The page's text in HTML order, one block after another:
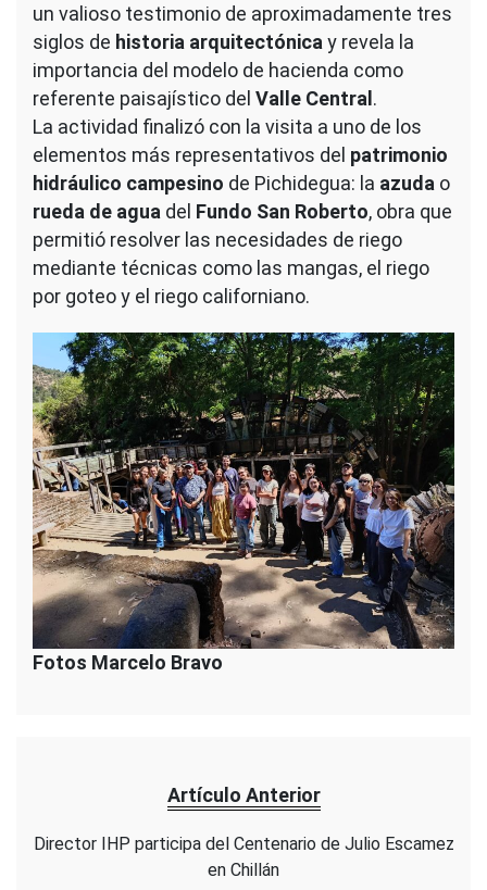
un valioso testimonio de aproximadamente tres
siglos de historia arquitectónica y revela la
importancia del modelo de hacienda como
referente paisajístico del Valle Central .
La actividad finalizó con la visita a uno de los
elementos más representativos del patrimonio
hidráulico campesino de Pichidegua: la azuda o
rueda de agua del Fundo San Roberto, obra que
permitió resolver las necesidades de riego
mediante técnicas como las mangas, el riego
por goteo y el riego californiano.
Fotos Marcelo Bravo
Artículo Anterior
Director IHP participa del Centenario de Julio Escamez
en Chillán